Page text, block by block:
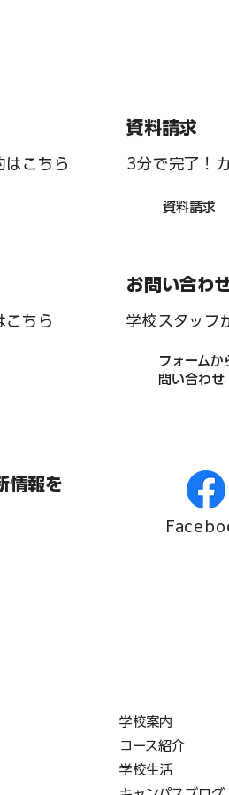
資料請求
3分で完了！
資料請求
お問い合わ
学校スタッフ
フォームか
問い合わせ
はこちら
こちら
情報を
学校案内
コース紹介
学校生活